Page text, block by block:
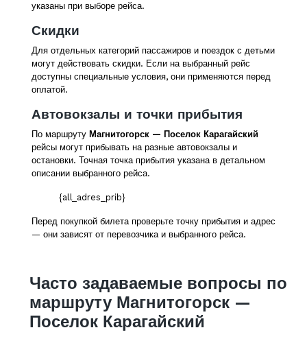
указаны при выборе рейса.
Скидки
Для отдельных категорий пассажиров и поездок с детьми
могут действовать скидки. Если на выбранный рейс
доступны специальные условия, они применяются перед
оплатой.
Автовокзалы и точки прибытия
По маршруту Магнитогорск — Поселок Карагайский
рейсы могут прибывать на разные автовокзалы и
остановки. Точная точка прибытия указана в детальном
описании выбранного рейса.
{all_adres_prib}
Перед покупкой билета проверьте точку прибытия и адрес
— они зависят от перевозчика и выбранного рейса.
Часто задаваемые вопросы по
маршруту Магнитогорск —
Поселок Карагайский